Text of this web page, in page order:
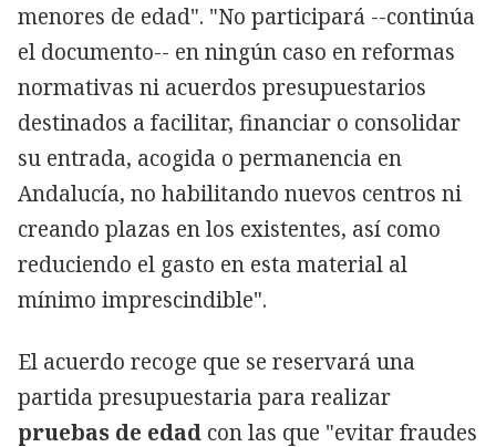
menores de edad". "No participará --continúa
el documento-- en ningún caso en reformas
normativas ni acuerdos presupuestarios
destinados a facilitar, financiar o consolidar
su entrada, acogida o permanencia en
Andalucía, no habilitando nuevos centros ni
creando plazas en los existentes, así como
reduciendo el gasto en esta material al
mínimo imprescindible".
El acuerdo recoge que se reservará una
partida presupuestaria para realizar
pruebas de edad con las que "evitar fraudes